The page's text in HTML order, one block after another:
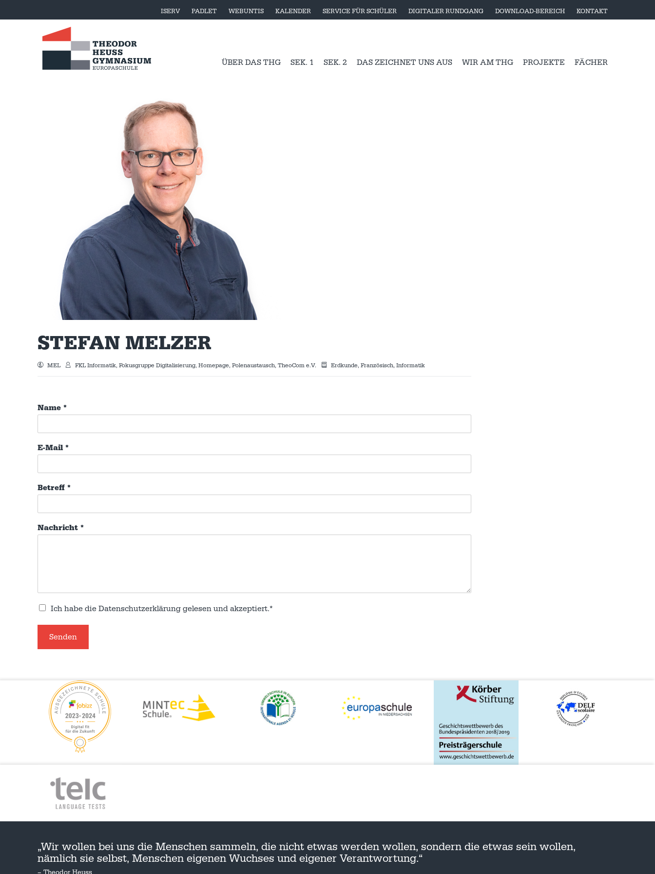
ISERV PADLET WEBUNTIS KALENDER SERVICE FÜR SCHÜLER DIGITALER RUNDGANG DOWNLOAD-BEREICH KONTAKT
ÜBER DAS THG SEK. 1 SEK. 2 DAS ZEICHNET UNS AUS WIR AM THG PROJEKTE FÄCHER
STEFAN MELZER
MEL FKL Informatik, Fokusgruppe Digitalisierung, Homepage, Polenaustausch, TheoCom e.V. Erdkunde, Französisch, Informatik
Name *
E-Mail *
Betreff *
Nachricht *
Ich habe die Datenschutzerklärung gelesen und akzeptiert.*
Senden
„Wir wollen bei uns die Menschen sammeln, die nicht etwas werden wollen, sondern die etwas sein wollen,
nämlich sie selbst, Menschen eigenen Wuchses und eigener Verantwortung.“